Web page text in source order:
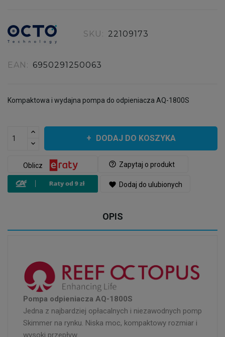
SKU: 22109173
EAN: 6950291250063
Kompaktowa i wydajna pompa do odpieniacza AQ-1800S
DODAJ DO KOSZYKA
help_outline Zapytaj o produkt
Oblicz
favorite Dodaj do ulubionych
OPIS
Pompa odpieniacza AQ-1800S
Jedna z najbardziej opłacalnych i niezawodnych pomp
Skimmer na rynku. Niska moc, kompaktowy rozmiar i